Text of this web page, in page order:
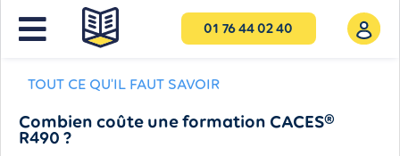
01 76 44 02 40
TOUT CE QU'IL FAUT SAVOIR
Combien coûte une formation CACES®
R490 ?